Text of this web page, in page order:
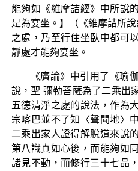
能夠如《維摩詰經》中所說
是為宴坐。】（《維摩詰所
之處，乃至行住坐臥中都可
靜處才能夠宴坐。
《廣論》中引用了《瑜
說，聖 彌勒菩薩為了二乘出
五德清淨之處的說法，作為
宗喀巴並不了知〈聲聞地〉
二乘出家人證得解脫道來說
第八識真如心後，而能夠如
諸見不動，而修行三十七品